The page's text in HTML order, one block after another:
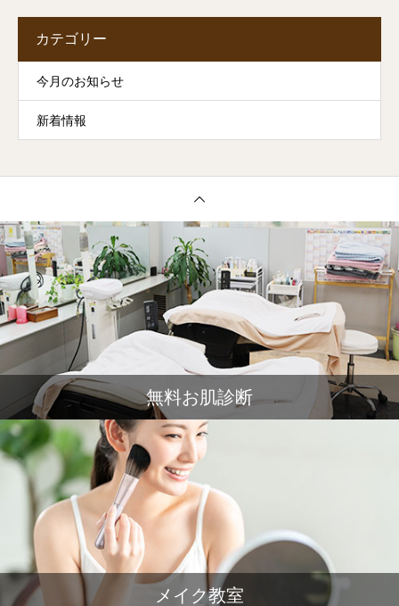
カテゴリー
今月のお知らせ
新着情報
無料お肌診断
メイク教室